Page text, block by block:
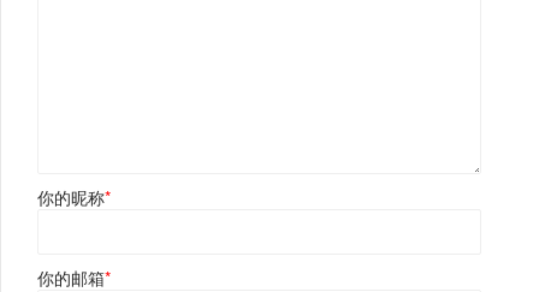
你的昵称*
你的邮箱*